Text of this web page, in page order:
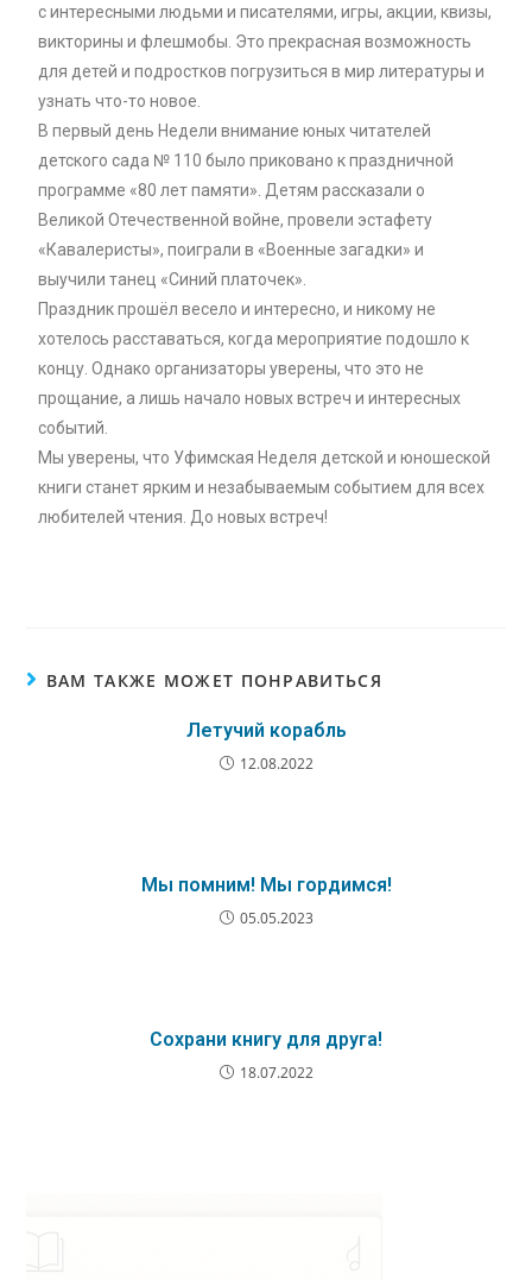
с интересными людьми и писателями, игры, акции, квизы,
викторины и флешмобы. Это прекрасная возможность
для детей и подростков погрузиться в мир литературы и
узнать что-то новое.
В первый день Недели внимание юных читателей
детского сада № 110 было приковано к праздничной
программе «80 лет памяти». Детям рассказали о
Великой Отечественной войне, провели эстафету
«Кавалеристы», поиграли в «Военные загадки» и
выучили танец «Синий платочек».
Праздник прошёл весело и интересно, и никому не
хотелось расставаться, когда мероприятие подошло к
концу. Однако организаторы уверены, что это не
прощание, а лишь начало новых встреч и интересных
событий.
Мы уверены, что Уфимская Неделя детской и юношеской
книги станет ярким и незабываемым событием для всех
любителей чтения. До новых встреч!
ВАМ ТАКЖЕ МОЖЕТ ПОНРАВИТЬСЯ
Летучий корабль
12.08.2022
Мы помним! Мы гордимся!
05.05.2023
Сохрани книгу для друга!
18.07.2022